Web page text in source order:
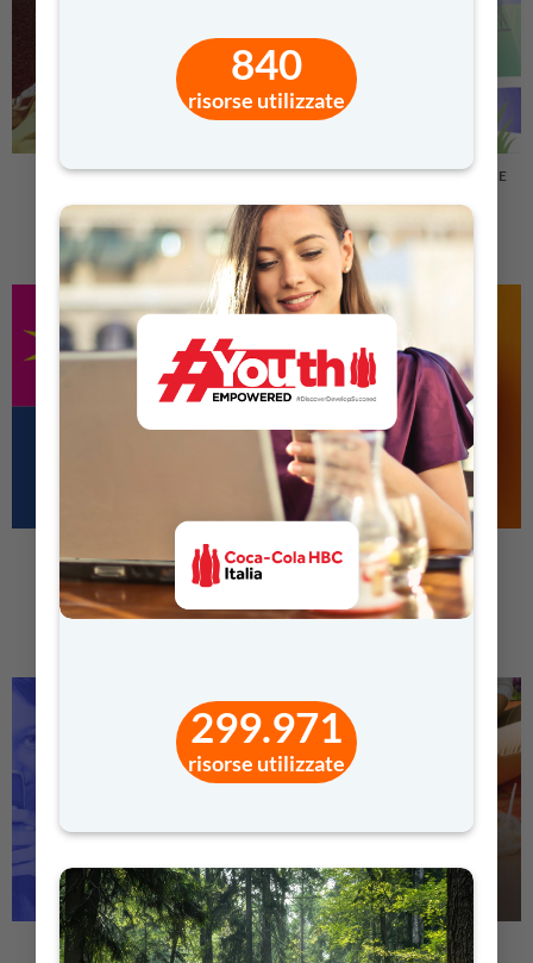
840
risorse utilizzate
299.971
risorse utilizzate
CAMPIONI OGNI GIORNO ENERGIA: FUTURO SEMPLICE
ENERGIA IN GIOCO
LABORATORI
INTERDISCIPLINARI
PASSEPARTOUT
BIOPLASTICA: UN MONDO